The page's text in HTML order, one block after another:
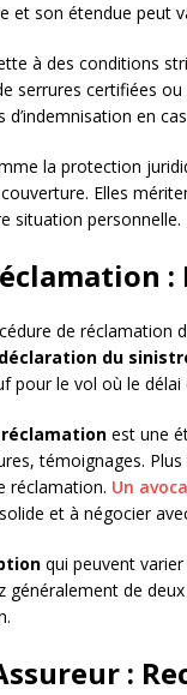
et son étendue peut
à des conditions
serrures certifiées
en
la protection
Elles
situation personnelle.
de
déclaration du
pour le vol où le
est une
témoignages.
réclamation. Un
et à négocier
qui peuvent
généralement de
: